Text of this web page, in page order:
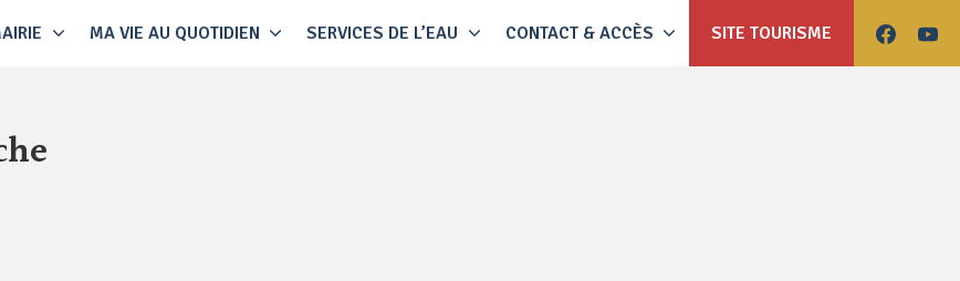
MA VIE AU QUOTIDIEN SERVICES DE L’EAU CONTACT & ACCÈS SITE TOURISME